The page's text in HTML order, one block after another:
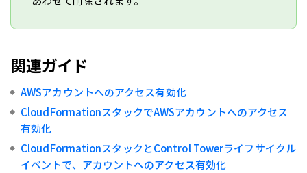
関連ガイド
AWSアカウントへのアクセス有効化
CloudFormationスタックでAWSアカウントへのアクセス
有効化
CloudFormationスタックとControl Towerライフサイクル
イベントで、アカウントへのアクセス有効化